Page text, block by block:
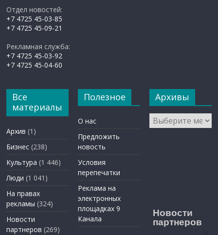
Отдел новостей:
+7 4725 45-03-85
+7 4725 45-09-21
Рекламная служба:
+7 4725 45-03-92
+7 4725 45-04-60
Все
материалы
Архив (1)
Бизнес (238)
Культура (1 446)
Люди (1 041)
На правах
рекламы (324)
Новости
партнеров (269)
Полезное
О нас
Предложить
новость
Условия
перепечатки
Реклама на
электронных
площадках 9
Канала
Архивы
Архивы
Новости
партнеров